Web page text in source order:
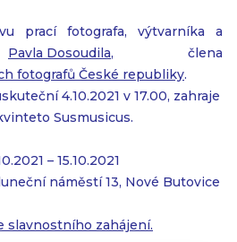
prací fotografa, výtvarníka a
Pavla Dosoudila, člena
fotografů České republiky.
4.10.2021 v 17.00, zahraje
Susmusicus.
– 15.10.2021
náměstí 13, Nové Butovice
slavnostního zahájení.